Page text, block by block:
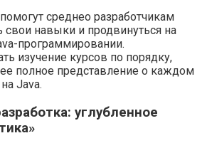
среднео разработчикам
свои навыки и продвинуться на
программировании.
изучение курсов по порядку,
полное представление о каждом
Java.
углубленное